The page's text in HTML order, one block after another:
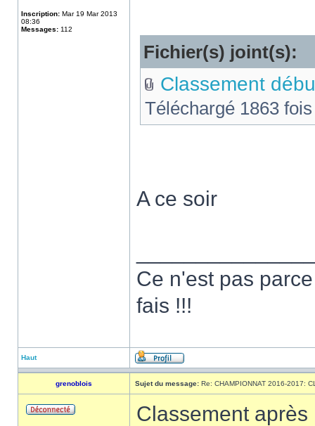
Inscription: Mar 19 Mar 2013
08:36
Messages: 112
Fichier(s) joint(s):
Classement
Téléchargé 1863 fois
A ce soir
Ce n'est pas
fais !!!
Haut
grenoblois Sujet du message: Re: CHAMPIONNAT 2016-2017:
Classement